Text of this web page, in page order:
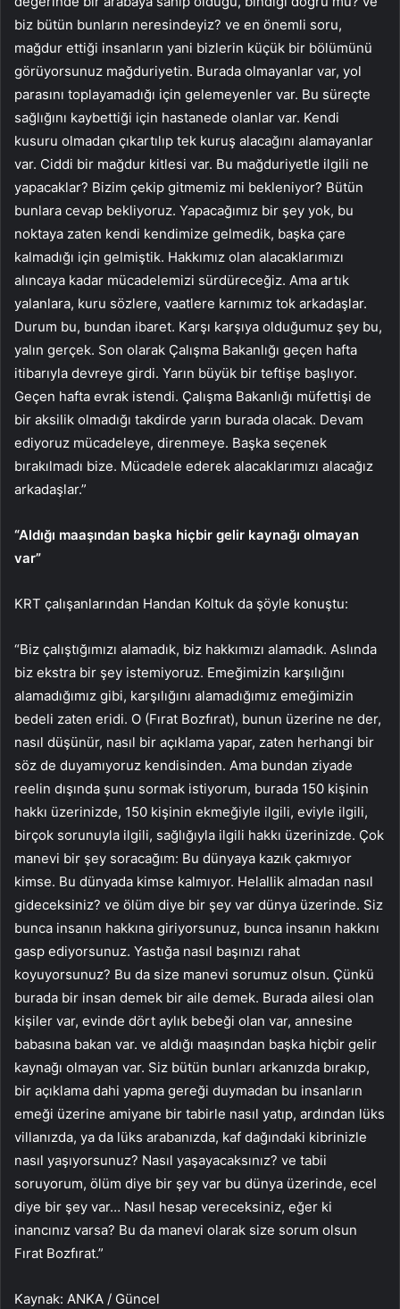
biz bütün bunların neresindeyiz? ve en önemli soru,
mağdur ettiği insanların yani bizlerin küçük bir bölümünü
görüyorsunuz mağduriyetin. Burada olmayanlar var, yol
parasını toplayamadığı için gelemeyenler var. Bu süreçte
sağlığını kaybettiği için hastanede olanlar var. Kendi
kusuru olmadan çıkartılıp tek kuruş alacağını alamayanlar
var. Ciddi bir mağdur kitlesi var. Bu mağduriyetle ilgili ne
yapacaklar? Bizim çekip gitmemiz mi bekleniyor? Bütün
bunlara cevap bekliyoruz. Yapacağımız bir şey yok, bu
noktaya zaten kendi kendimize gelmedik, başka çare
kalmadığı için gelmiştik. Hakkımız olan alacaklarımızı
alıncaya kadar mücadelemizi sürdüreceğiz. Ama artık
yalanlara, kuru sözlere, vaatlere karnımız tok arkadaşlar.
Durum bu, bundan ibaret. Karşı karşıya olduğumuz şey bu,
yalın gerçek. Son olarak Çalışma Bakanlığı geçen hafta
itibarıyla devreye girdi. Yarın büyük bir teftişe başlıyor.
Geçen hafta evrak istendi. Çalışma Bakanlığı müfettişi de
bir aksilik olmadığı takdirde yarın burada olacak. Devam
ediyoruz mücadeleye, direnmeye. Başka seçenek
bırakılmadı bize. Mücadele ederek alacaklarımızı alacağız
arkadaşlar.”
“Aldığı maaşından başka hiçbir gelir kaynağı olmayan
var”
KRT çalışanlarından Handan Koltuk da şöyle konuştu:
“Biz çalıştığımızı alamadık, biz hakkımızı alamadık. Aslında
biz ekstra bir şey istemiyoruz. Emeğimizin karşılığını
alamadığımız gibi, karşılığını alamadığımız emeğimizin
bedeli zaten eridi. O (Fırat Bozfırat), bunun üzerine ne der,
nasıl düşünür, nasıl bir açıklama yapar, zaten herhangi bir
söz de duyamıyoruz kendisinden. Ama bundan ziyade
reelin dışında şunu sormak istiyorum, burada 150 kişinin
hakkı üzerinizde, 150 kişinin ekmeğiyle ilgili, eviyle ilgili,
birçok sorunuyla ilgili, sağlığıyla ilgili hakkı üzerinizde. Çok
manevi bir şey soracağım: Bu dünyaya kazık çakmıyor
kimse. Bu dünyada kimse kalmıyor. Helallik almadan nasıl
gideceksiniz? ve ölüm diye bir şey var dünya üzerinde. Siz
bunca insanın hakkına giriyorsunuz, bunca insanın hakkını
gasp ediyorsunuz. Yastığa nasıl başınızı rahat
koyuyorsunuz? Bu da size manevi sorumuz olsun. Çünkü
burada bir insan demek bir aile demek. Burada ailesi olan
kişiler var, evinde dört aylık bebeği olan var, annesine
babasına bakan var. ve aldığı maaşından başka hiçbir gelir
kaynağı olmayan var. Siz bütün bunları arkanızda bırakıp,
bir açıklama dahi yapma gereği duymadan bu insanların
emeği üzerine amiyane bir tabirle nasıl yatıp, ardından lüks
villanızda, ya da lüks arabanızda, kaf dağındaki kibrinizle
nasıl yaşıyorsunuz? Nasıl yaşayacaksınız? ve tabii
soruyorum, ölüm diye bir şey var bu dünya üzerinde, ecel
diye bir şey var… Nasıl hesap vereceksiniz, eğer ki
inancınız varsa? Bu da manevi olarak size sorum olsun
Fırat Bozfırat.”
Kaynak: ANKA / Güncel